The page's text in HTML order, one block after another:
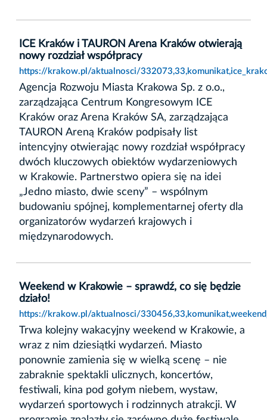
ICE Kraków i TAURON Arena Kraków otwierają
nowy rozdział współpracy
https://krakow.pl/aktualnosci/
Agencja Rozwoju Miasta Krakowa Sp. z o.o.,
zarządzająca Centrum Kongresowym ICE
Kraków oraz Arena Kraków SA, zarządzająca
TAURON Areną Kraków podpisały list
intencyjny otwierając nowy rozdział współpracy
dwóch kluczowych obiektów wydarzeniowych
w Krakowie. Partnerstwo opiera się na idei
„Jedno miasto, dwie sceny” – wspólnym
budowaniu spójnej, komplementarnej oferty dla
organizatorów wydarzeń krajowych i
międzynarodowych.
Weekend w Krakowie – sprawdź, co się będzie
działo!
https://krakow.pl/aktualnosci/
Trwa kolejny wakacyjny weekend w Krakowie, a
wraz z nim dziesiątki wydarzeń. Miasto
ponownie zamienia się w wielką scenę – nie
zabraknie spektakli ulicznych, koncertów,
festiwali, kina pod gołym niebem, wystaw,
wydarzeń sportowych i rodzinnych atrakcji. W